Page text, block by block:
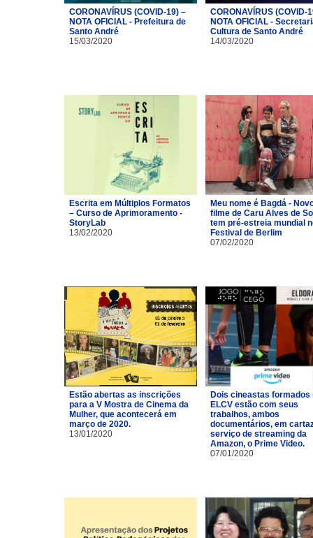
CORONAVÍRUS (COVID-19) –
NOTA OFICIAL - Prefeitura de
Santo André
15/03/2020
CORONAVÍRUS (COVID-
NOTA OFICIAL -
Cultura de Santo André
14/03/2020
Escrita em Múltiplos Formatos
– Curso de Aprimoramento -
StoryLab
13/02/2020
Meu nome é Bagdá -
filme de Caru Alves de
tem pré-estreia mundial
Festival de Berlim
07/02/2020
Estão abertas as inscrições
para a V Mostra de Cinema da
Mulher, que acontecerá em
março de 2020.
13/01/2020
Dois cineastas formados
ELCV estão com seus
trabalhos, ambos
documentários, em
serviço de streaming da
Amazon, o Prime Video.
07/01/2020